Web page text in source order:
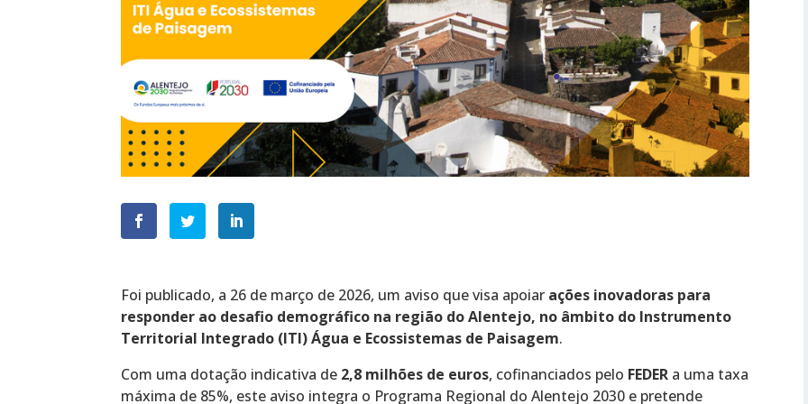
Foi publicado, a 26 de março de 2026, um aviso que visa apoiar ações inovadoras para
responder ao desafio demográfico na região do Alentejo, no âmbito do Instrumento
Territorial Integrado (ITI) Água e Ecossistemas de Paisagem.
Com uma dotação indicativa de 2,8 milhões de euros, cofinanciados pelo FEDER a uma taxa
máxima de 85%, este aviso integra o Programa Regional do Alentejo 2030 e pretende